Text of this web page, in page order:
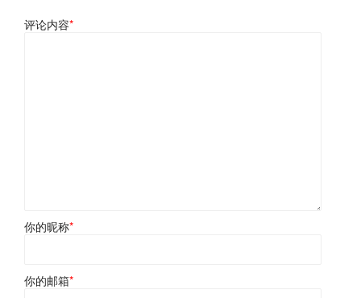
评论内容*
你的昵称*
你的邮箱*